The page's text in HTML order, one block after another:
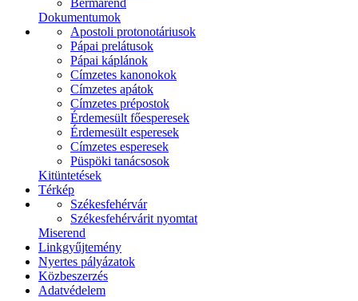
Bérmarend
Dokumentumok
Apostoli protonotáriusok
Pápai prelátusok
Pápai káplánok
Címzetes kanonokok
Címzetes apátok
Címzetes prépostok
Érdemesült főesperesek
Érdemesült esperesek
Címzetes esperesek
Püspöki tanácsosok
Kitüntetések
Térkép
Székesfehérvár
Székesfehérvárit nyomtat
Miserend
Linkgyűjtemény
Nyertes pályázatok
Közbeszerzés
Adatvédelem